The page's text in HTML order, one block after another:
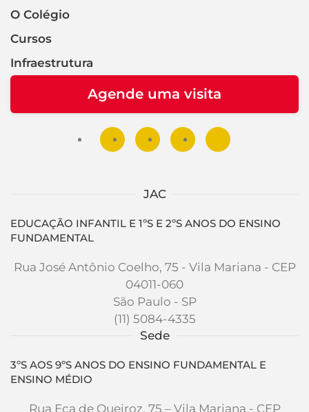
O Colégio
Cursos
Infraestrutura
Agende uma visita
JAC
EDUCAÇÃO INFANTIL E 1ºS E 2ºS ANOS DO ENSINO
FUNDAMENTAL
Rua José Antônio Coelho, 75 - Vila Mariana - CEP
04011-060
São Paulo - SP
(11) 5084-4335
Sede
3ºS AOS 9ºS ANOS DO ENSINO FUNDAMENTAL E
ENSINO MÉDIO
Rua Eça de Queiroz, 75 – Vila Mariana - CEP